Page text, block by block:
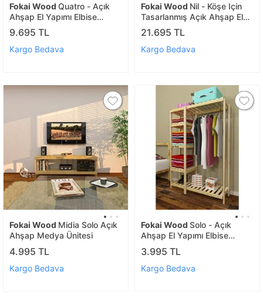
Fokai Wood Quatro - Açık
Ahşap El Yapımı Elbise
Dolabı
9.695 TL
Kargo Bedava
Fokai Wood Nil - Köşe Için
Tasarlanmış Açık Ahşap El
Yapımı Elbise Dolabı
21.695 TL
Kargo Bedava
Fokai Wood Midia Solo Açık
Ahşap Medya Ünitesi
4.995 TL
Kargo Bedava
Fokai Wood Solo - Açık
Ahşap El Yapımı Elbise
Dolabı
3.995 TL
Kargo Bedava